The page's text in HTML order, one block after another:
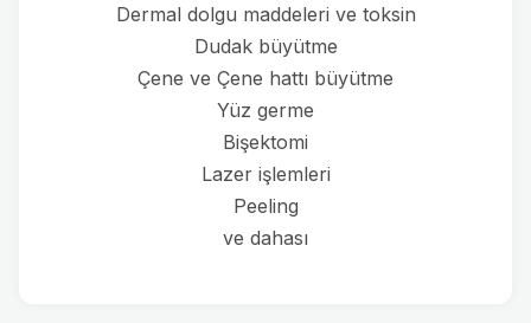
Dermal dolgu maddeleri ve toksin
Dudak büyütme
Çene ve Çene hattı büyütme
Yüz germe
Bişektomi
Lazer işlemleri
Peeling
ve dahası